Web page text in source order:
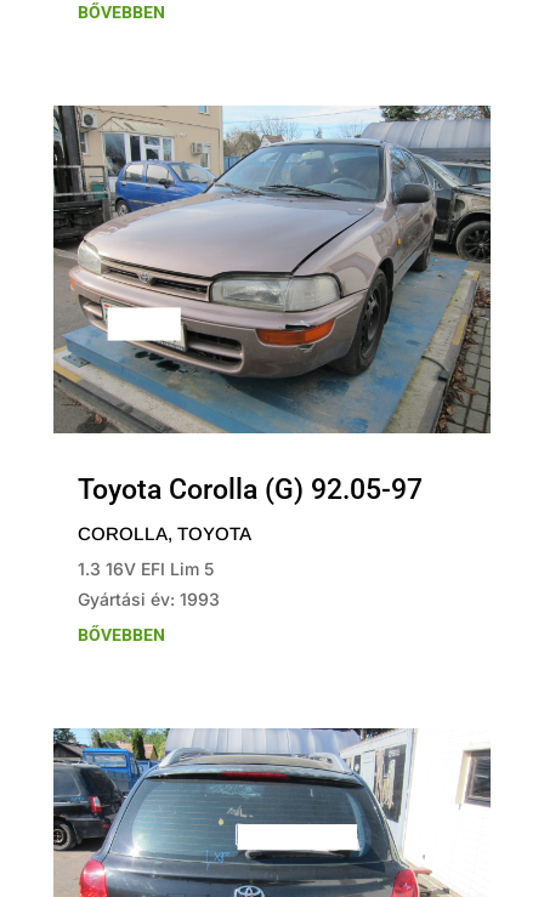
BŐVEBBEN
Toyota Corolla (G) 92.05-97
COROLLA, TOYOTA
1.3 16V EFI Lim 5
Gyártási év: 1993
BŐVEBBEN